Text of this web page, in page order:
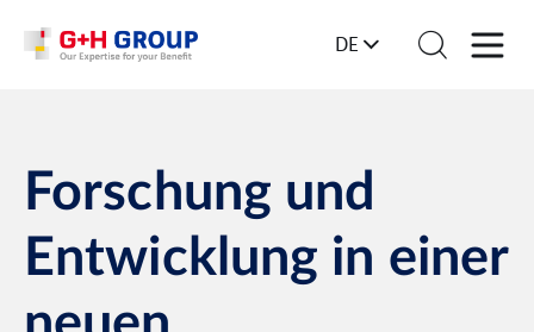
DE
Forschung und
Entwicklung in einer